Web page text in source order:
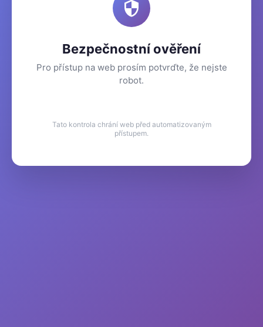
Bezpečnostní ověření
Pro přístup na web prosím potvrďte, že nejste
robot.
Tato kontrola chrání web před automatizovaným
přístupem.